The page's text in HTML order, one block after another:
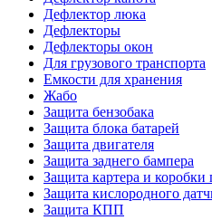
Дефлектор люка
Дефлекторы
Дефлекторы окон
Для грузового транспорта
Емкости для хранения
Жабо
Защита бензобака
Защита блока батарей
Защита двигателя
Защита заднего бампера
Защита картера и коробки
Защита кислородного
Защита КПП